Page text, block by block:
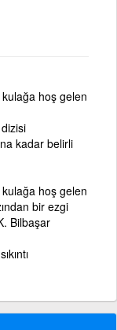
kulağa hoş gelen
kadar belirli
kulağa hoş gelen
bir ezgi
Bilbaşar